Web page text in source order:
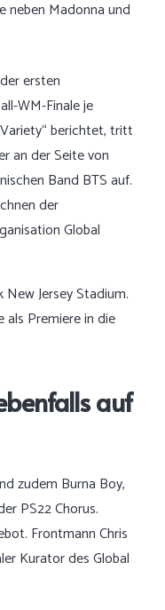
ersten
WM-Finale je
berichtet, tritt
an der Seite von
Band BTS auf.
der
Global
New Jersey Stadium.
als Premiere in die
auf
zudem Burna Boy,
PS22 Chorus.
Frontmann Chris
Kurator des Global